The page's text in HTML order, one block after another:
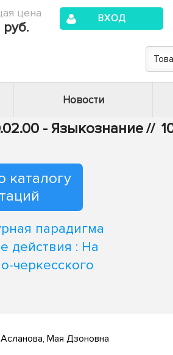
цена ВХОД
Новости
- Языкознание//
каталогу
парадигма
действия : На
черкесского
Асланова, Мая Дзоновна